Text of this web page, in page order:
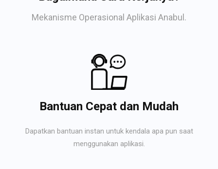
Mekanisme Operasional Aplikasi Anabul.
Bantuan Cepat dan Mudah
Dapatkan bantuan instan untuk kendala apa pun saat
menggunakan aplikasi.